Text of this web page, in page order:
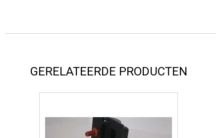
GERELATEERDE PRODUCTEN